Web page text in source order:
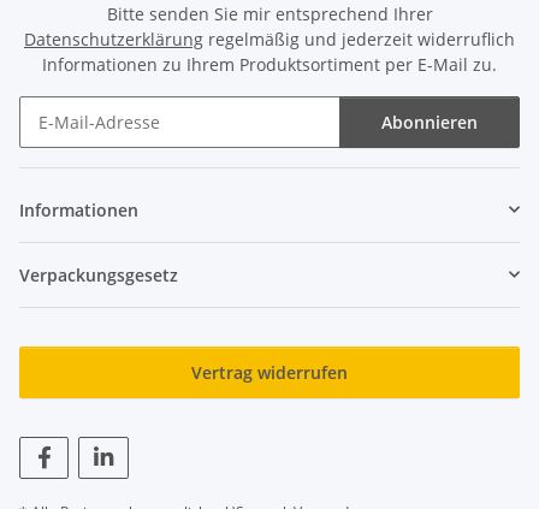
Bitte senden Sie mir entsprechend Ihrer
Datenschutzerklärung regelmäßig und jederzeit widerruflich
Informationen zu Ihrem Produktsortiment per E-Mail zu.
Abonnieren
Informationen
Verpackungsgesetz
Vertrag widerrufen